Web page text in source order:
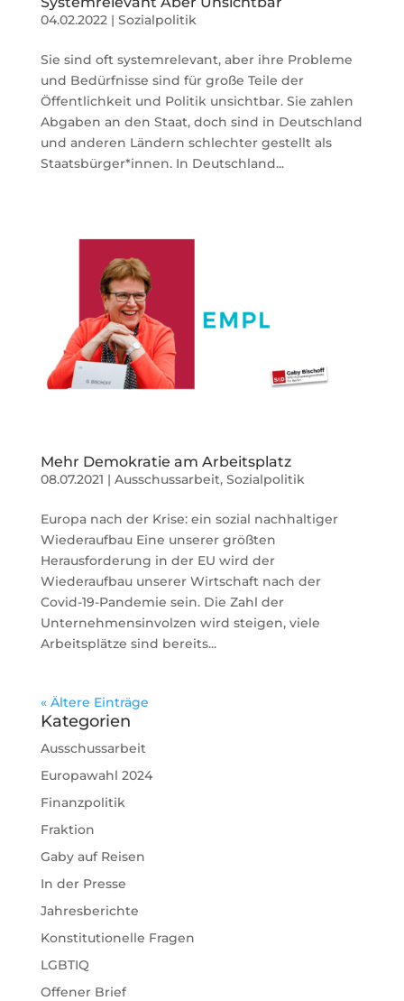
04.02.2022| Sozialpolitik
Sie sind oft systemrelevant, aber ihre Probleme
und Bedürfnisse sind für große Teile der
Öffentlichkeit und Politik unsichtbar. Sie zahlen
Abgaben an den Staat, doch sind in Deutschland
und anderen Ländern schlechter gestellt als
Staatsbürger*innen. In Deutschland...
Mehr Demokratie am Arbeitsplatz
08.07.2021 | Ausschussarbeit, Sozialpolitik
Europa nach der Krise: ein sozial nachhaltiger
Wiederaufbau Eine unserer größten
Herausforderung in der EU wird der
Wiederaufbau unserer Wirtschaft nach der
Covid-19-Pandemie sein. Die Zahl der
Unternehmensinvolzen wird steigen, viele
Arbeitsplätze sind bereits...
« Ältere Einträge
Kategorien
Ausschussarbeit
Europawahl 2024
Finanzpolitik
Fraktion
Gaby auf Reisen
In der Presse
Jahresberichte
Konstitutionelle Fragen
LGBTIQ
Offener Brief